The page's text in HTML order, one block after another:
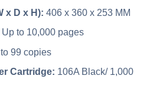
x D x H): 406 x 360 x 253 MM
Up to 10,000 pages
99 copies
Cartridge: 106A Black/ 1,000